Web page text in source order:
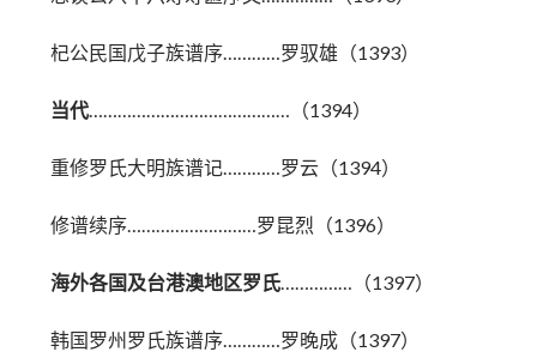
杞公民国戊子族谱序…………罗驭雄（1393）
当代……………………………………（1394）
重修罗氏大明族谱记…………罗云（1394）
修谱续序………………………罗昆烈（1396）
海外各国及台港澳地区罗氏……………（1397）
韩国罗州罗氏族谱序…………罗晚成（1397）